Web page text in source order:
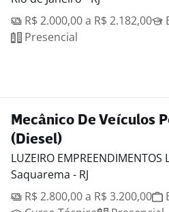
R$ 2.000,00 a R$ 2.182,00
Presencial
Mecânico De Veículos
(Diesel)
LUZEIRO EMPREENDIMENTOS
Saquarema - RJ
R$ 2.800,00 a R$ 3.200,00